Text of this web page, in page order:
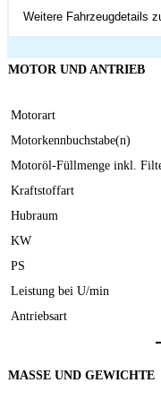
Weitere Fahrzeugdetails
MOTOR UND ANTRIEB
Motorart
Motorkennbuchstabe(n)
Motoröl-Füllmenge inkl.
Kraftstoffart
Hubraum
KW
PS
Leistung bei U/min
Antriebsart
MASSE UND GEWICHTE